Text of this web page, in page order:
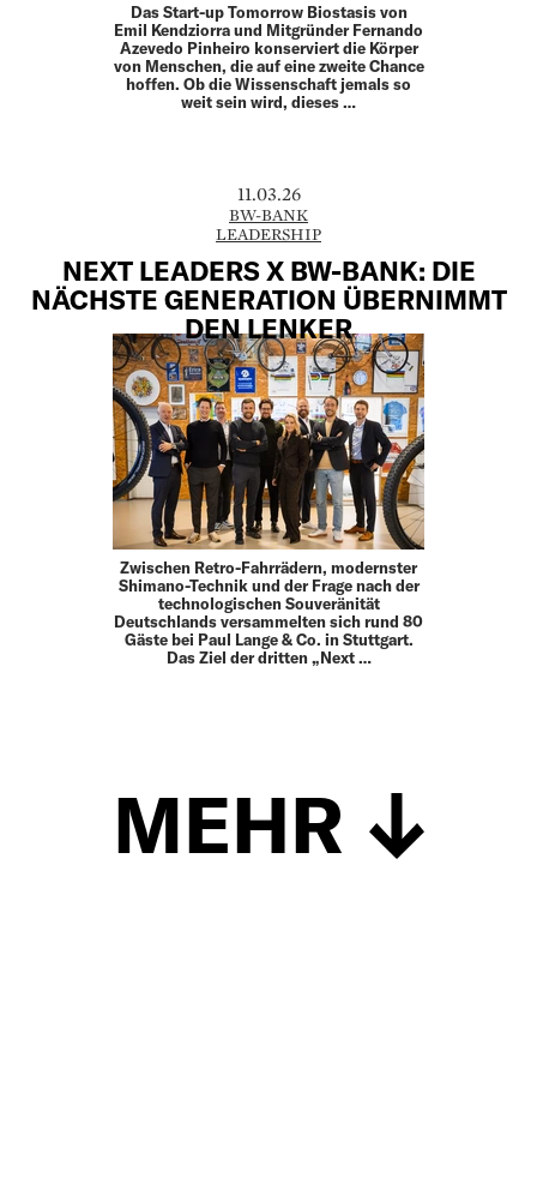
Das Start-up Tomorrow Biostasis von
Emil Kendziorra und Mitgründer Fernando
Azevedo Pinheiro konserviert die Körper
von Menschen, die auf eine zweite Chance
hoffen. Ob die Wissenschaft jemals so
weit sein wird, dieses …
11.03.26
BW-BANK
LEADERSHIP
NEXT LEADERS X BW-BANK: DIE
NÄCHSTE GENERATION ÜBERNIMMT
DEN LENKER
Zwischen Retro-Fahrrädern, modernster
Shimano-Technik und der Frage nach der
technologischen Souveränität
Deutschlands versammelten sich rund 80
Gäste bei Paul Lange & Co. in Stuttgart.
Das Ziel der dritten „Next …
MEHR